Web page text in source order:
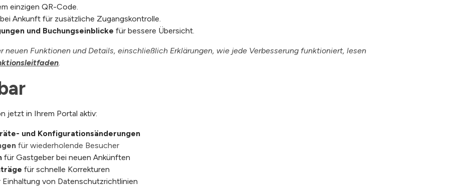
einzigen QR-Code.
bei Ankunft für zusätzliche Zugangskontrolle.
und Buchungseinblicke für bessere Übersicht.
neuen Funktionen und Details, einschließlich Erklärungen, wie jede Verbesserung funktioniert, lesen
.
jetzt in Ihrem Portal aktiv:
und Konfigurationsänderungen
für wiederholende Besucher
für Gastgeber bei neuen Ankünften
für schnelle Korrekturen
Einhaltung von Datenschutzrichtlinien